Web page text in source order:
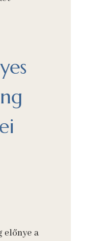
előnye a